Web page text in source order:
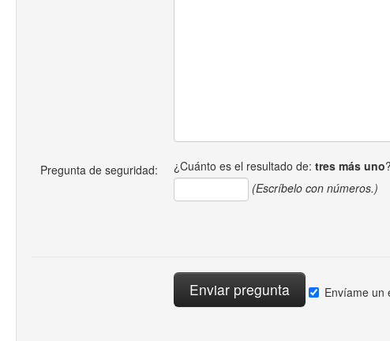
Pregunta de seguridad: ¿Cuánto es el resultado de: tres más uno?
(Escríbelo con números.)
Envíame un